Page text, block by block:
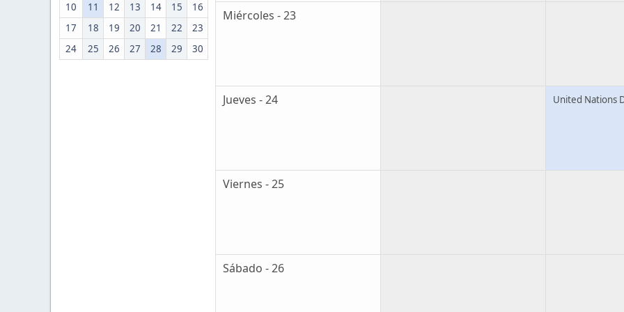
10 11 12 13 14 15
16
17
18 19 20 21 22
23
24
25 26 27 28 29 30
Miércoles - 23
Jueves - 24 United Nations
Viernes - 25
Sábado - 26